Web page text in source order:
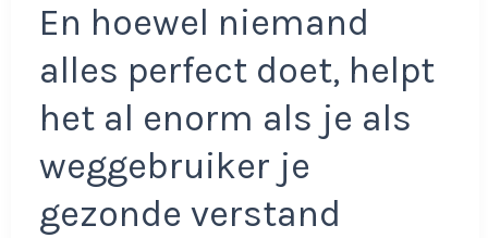
En hoewel niemand
alles perfect doet, helpt
het al enorm als je als
weggebruiker je
gezonde verstand